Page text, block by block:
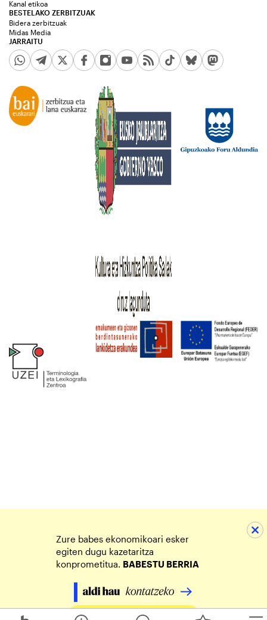
JARRAITU
Kanal etikoa
BESTELAKO ZERBITZUAK
Bidera zerbitzuak
Midas Media
Zure babes ekonomikoari esker
egiten dugu kazetaritza
konprometitua. BABESTU BERRIA